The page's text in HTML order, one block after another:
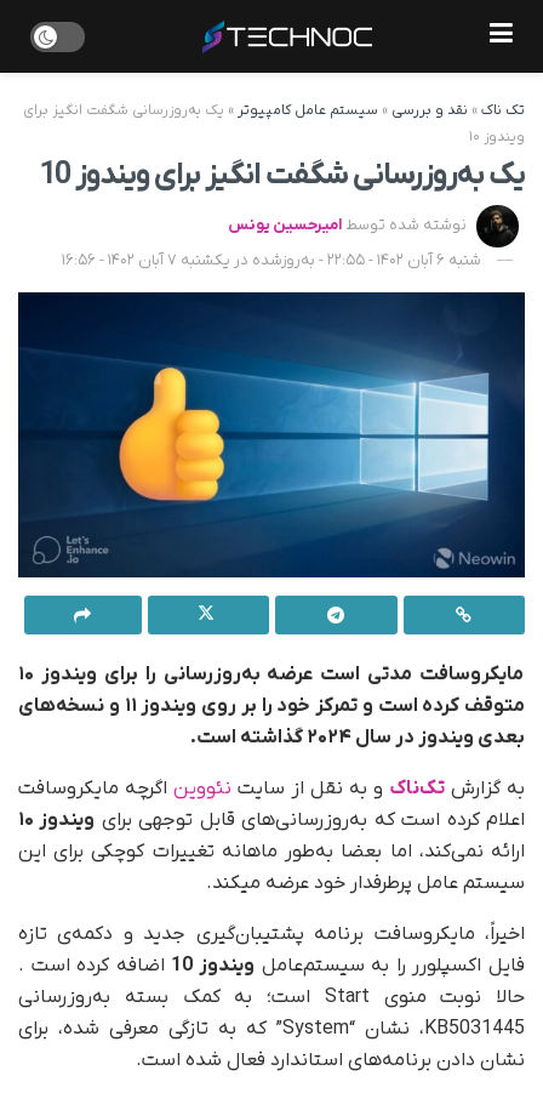
تک ناک»نقد و بررسی»سیستم عامل کامپیوتر»یک به‌روز‌رسانی شگفت انگیز برای
ویندوز ۱۰
یک به‌روز‌رسانی شگفت انگیز برای ویندوز 10
نوشته شده توسطامیرحسین یونس
شنبه 6 آبان 1402 - 22:55 - به‌روزشده در یکشنبه 7 آبان 1402 - 16:56
مایکروسافت مدتی است عرضه به‌روزرسانی‌ را برای ویندوز ۱۰
متوقف کرده است و تمرکز خود را بر روی ویندوز ۱۱ و نسخه‌های
بعدی ویندوز در سال ۲۰۲۴ گذاشته است.
به گزارش تک‌ناکو به نقل از سایت نئوویناگرچه مایکروسافت
اعلام کرده است که به‌روزرسانی‌های قابل توجهی برای ویندوز ۱۰
ارائه نمی‌کند، اما بعضا به‌طور ماهانه تغییرات کوچکی برای این
سیستم عامل پرطرفدار خود عرضه میکند.
اخیراً، مایکروسافت برنامه پشتیبان‌گیری جدید و دکمه‌ی تازه
فایل اکسپلورر را به سیستم‌عامل ویندوز 10
اضافه کرده است .
حالا نوبت منوی Start است؛ به کمک بسته به‌روزرسانی
KB5031445، نشان “System” که به تازگی معرفی شده، برای
نشان دادن برنامه‌های استاندارد فعال شده است.